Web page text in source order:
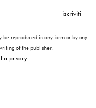
iscriviti
be reproduced in any form or by any
of the publisher.
privacy